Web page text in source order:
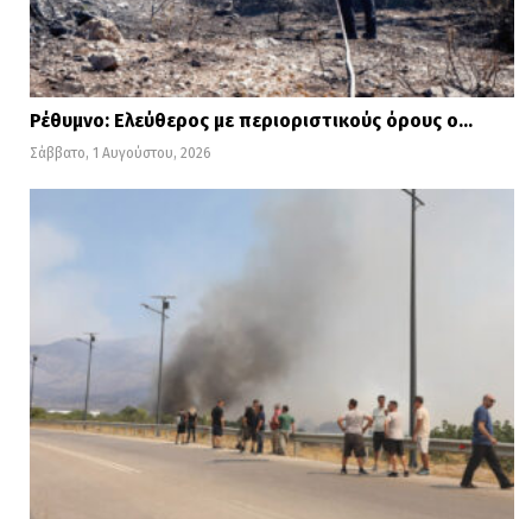
Ρέθυμνο: Ελεύθερος με περιοριστικούς όρους ο…
Σάββατο, 1 Αυγούστου, 2026